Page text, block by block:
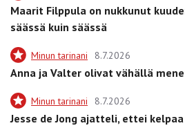
Maarit Filppula on nukkunut
säässä kuin säässä
Minun tarinani 8.7.2026
Anna ja Valter olivat vähällä
Minun tarinani 8.7.2026
Jesse de Jong ajatteli, ettei